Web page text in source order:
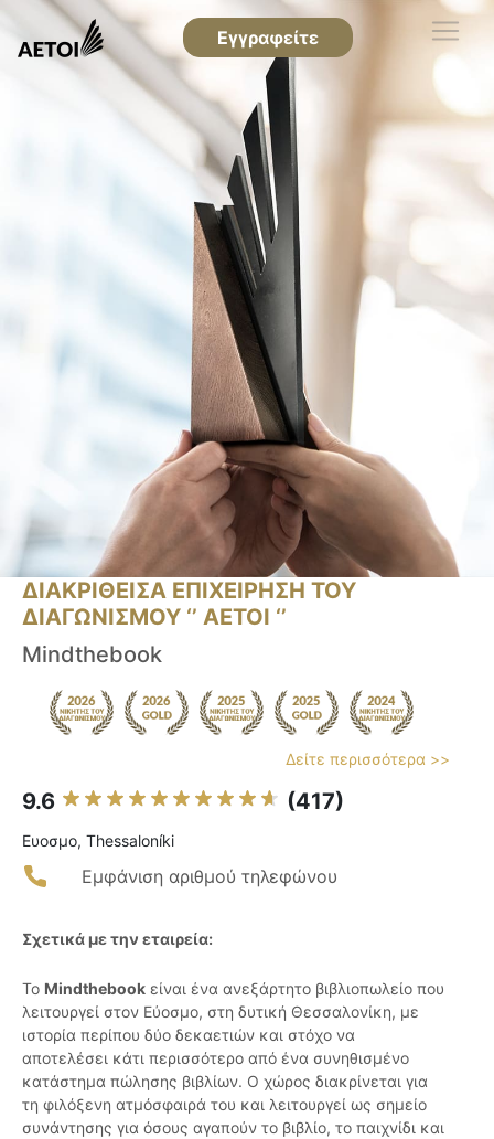
Εγγραφείτε
ΔΙΑΚΡΙΘΕΙΣΑ ΕΠΙΧΕΙΡΗΣΗ ΤΟΥ
ΔΙΑΓΩΝΙΣΜΟΥ ‘’ ΑΕΤΟΙ ‘’
Mindthebook
Δείτε περισσότερα >>
9.6 (417)
Ευοσμο, Thessaloníki
Εμφάνιση αριθμού τηλεφώνου
Σχετικά με την εταιρεία:
Το Mindthebook είναι ένα ανεξάρτητο βιβλιοπωλείο που
λειτουργεί στον Εύοσμο, στη δυτική Θεσσαλονίκη, με
ιστορία περίπου δύο δεκαετιών και στόχο να
αποτελέσει κάτι περισσότερο από ένα συνηθισμένο
κατάστημα πώλησης βιβλίων. Ο χώρος διακρίνεται για
τη φιλόξενη ατμόσφαιρά του και λειτουργεί ως σημείο
συνάντησης για όσους αγαπούν το βιβλίο, το παιχνίδι και